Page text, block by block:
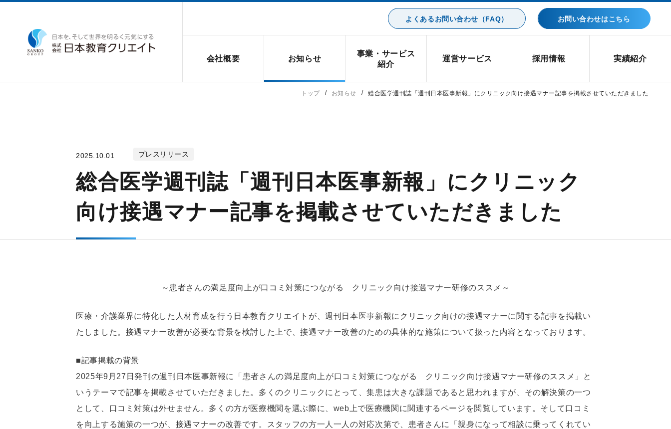
よくあるお問い合わせ（FAQ） お問い合わせはこちら
会社概要 お知らせ
事業・サービス
紹介
運営サービス 採用情報 実績紹介
トップ お知らせ 総合医学週刊誌「週刊日本医事新報」にクリニック向け接遇マナー記事を掲載させていただきました
2025.10.01 プレスリリース
総合医学週刊誌「週刊日本医事新報」にクリニック
向け接遇マナー記事を掲載させていただきました
～患者さんの満足度向上が口コミ対策につながる クリニック向け接遇マナー研修のススメ～
医療・介護業界に特化した人材育成を行う日本教育クリエイトが、週刊日本医事新報にクリニック向けの接遇マナーに関する記事を掲載い
たしました。接遇マナー改善が必要な背景を検討した上で、接遇マナー改善のための具体的な施策について扱った内容となっております。
■記事掲載の背景
2025年9月27日発刊の週刊日本医事新報に「患者さんの満足度向上が口コミ対策につながる クリニック向け接遇マナー研修のススメ」と
いうテーマで記事を掲載させていただきました。多くのクリニックにとって、集患は大きな課題であると思われますが、その解決策の一つ
として、口コミ対策は外せません。多くの方が医療機関を選ぶ際に、web上で医療機関に関連するページを閲覧しています。そして口コミ
を向上する施策の一つが、接遇マナーの改善です。スタッフの方一人一人の対応次第で、患者さんに「親身になって相談に乗ってくれてい